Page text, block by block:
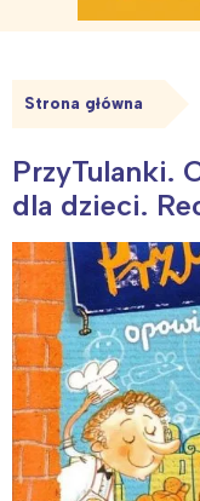
Strona główna
PrzyTulanki.
dla dzieci.